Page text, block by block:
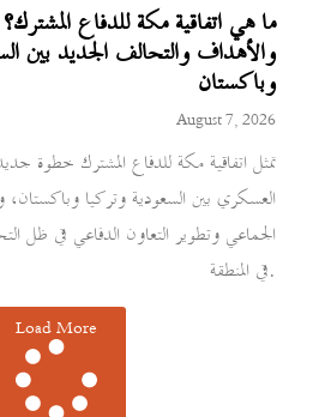
ما هي اتفاقية مكة للدفاع المشترك؟
والأهداف والتحالف الجديد بين
وباكستان
August 7, 2026
تمثل اتفاقية مكة للدفاع المشترك خطوة
العسكري بين السعودية وتركيا وباكستان،
الجماعي وتطوير التعاون الدفاعي في ظل
في المنطقة.
Load More